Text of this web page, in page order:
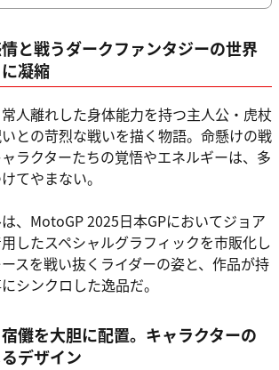
と戦うダークファンタジーの世界
凝縮
常人離れした身体能力を持つ主人公・虎杖
との苛烈な戦いを描く物語。命懸けの戦
ラクターたちの覚悟やエネルギーは、多
てやまない。
、MotoGP 2025日本GPにおいてジョア
したスペシャルグラフィックを市販化し
スを戦い抜くライダーの姿と、作品が持
シンクロした逸品だ。
儺を大胆に配置。キャラクターの
デザイン